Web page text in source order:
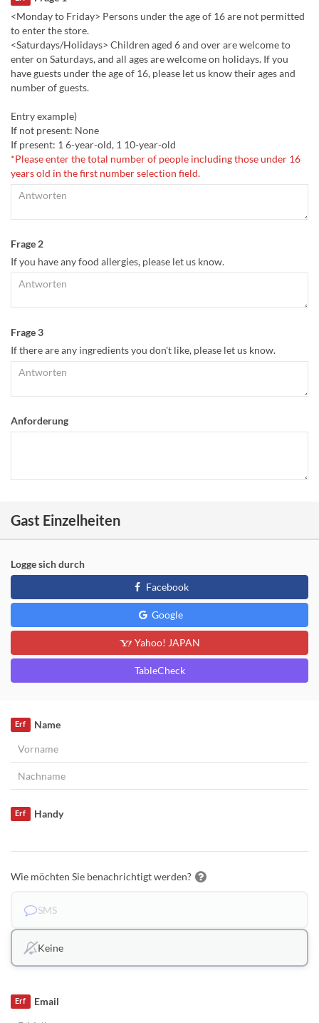
<Monday to Friday> Persons under the age of 16 are not permitted
to enter the store.
<Saturdays/Holidays> Children aged 6 and over are welcome to
enter on Saturdays, and all ages are welcome on holidays. If you
have guests under the age of 16, please let us know their ages and
number of guests.
Entry example)
If not present: None
If present: 1 6-year-old, 1 10-year-old
*Please enter the total number of people including those under 16
years old in the first number selection field.
Frage 2
If you have any food allergies, please let us know.
Frage 3
If there are any ingredients you don't like, please let us know.
Anforderung
Gast Einzelheiten
Logge sich durch
Facebook
Google
Yahoo! JAPAN
TableCheck
Name
Erf
Handy
Erf
Wie möchten Sie benachrichtigt werden?
SMS
Keine
Email
Erf